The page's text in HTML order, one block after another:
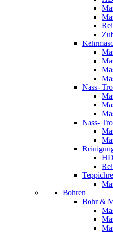
Nass-
Nass-
Bohren
Bohr &